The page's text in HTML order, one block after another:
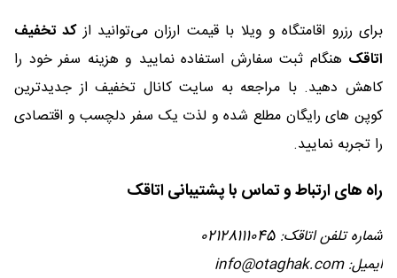
برای رزرو اقامتگاه و ویلا با قیمت ارزان می‌توانید ازکد تخفیف
اتاقک هنگام ثبت سفارش استفاده نمایید و هزینه سفر خود را
کاهش دهید. با مراجعه به سایت کانال تخفیف از جدیدترین
کوپن های رایگان مطلع شده و لذت یک سفر دلچسب و اقتصادی
را تجربه نمایید.
راه های ارتباط و تماس با پشتیبانی اتاقک
شماره تلفن اتاقک: 02128111045
ایمیل: info@otaghak.com